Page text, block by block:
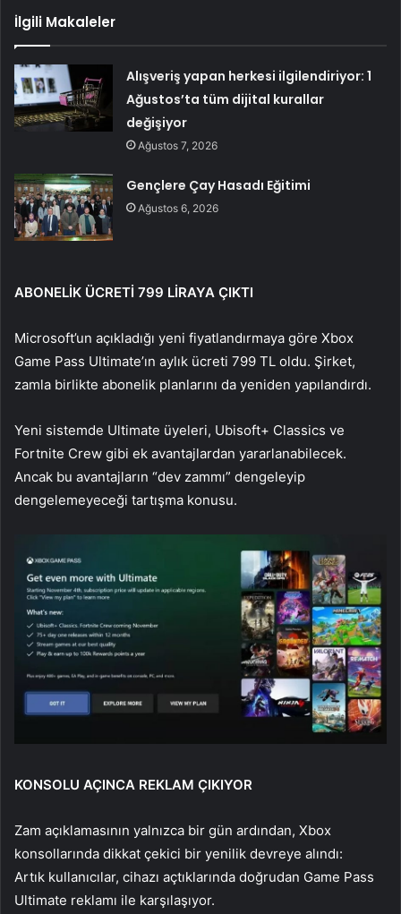
İlgili Makaleler
Alışveriş yapan herkesi ilgilendiriyor: 1
Ağustos’ta tüm dijital kurallar
değişiyor
Ağustos 7, 2026
Gençlere Çay Hasadı Eğitimi
Ağustos 6, 2026
ABONELİK ÜCRETİ 799 LİRAYA ÇIKTI
Microsoft’un açıkladığı yeni fiyatlandırmaya göre Xbox
Game Pass Ultimate’ın aylık ücreti 799 TL oldu. Şirket,
zamla birlikte abonelik planlarını da yeniden yapılandırdı.
Yeni sistemde Ultimate üyeleri, Ubisoft+ Classics ve
Fortnite Crew gibi ek avantajlardan yararlanabilecek.
Ancak bu avantajların “dev zammı” dengeleyip
dengelemeyeceği tartışma konusu.
KONSOLU AÇINCA REKLAM ÇIKIYOR
Zam açıklamasının yalnızca bir gün ardından, Xbox
konsollarında dikkat çekici bir yenilik devreye alındı:
Artık kullanıcılar, cihazı açtıklarında doğrudan Game Pass
Ultimate reklamı ile karşılaşıyor.